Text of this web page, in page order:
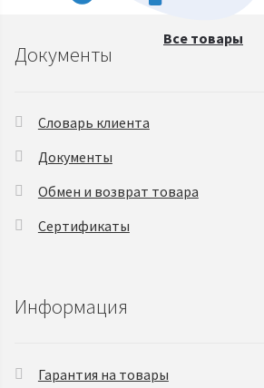
Все товары
Документы
Словарь клиента
Документы
Обмен и возврат товара
Сертификаты
Информация
Гарантия на товары